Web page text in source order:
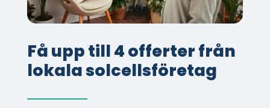
Få upp till 4 offerter från
lokala solcellsföretag